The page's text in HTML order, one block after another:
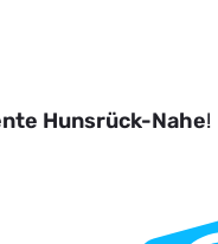
Hunsrück-Nahe!